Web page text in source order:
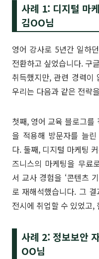
사례 1: 디지털 마
김OO님
영어 강사로 5년간 일하
전환하고 싶었습니다. 구
취득했지만, 관련 경력이
우리는 다음과 같은 전략
첫째, 영어 교육 블로그를
을 적용해 방문자를 늘
다. 둘째, 디지털 마케팅
즈니스의 마케팅을 무료
서 교사 경험을 ‘콘텐츠
로 재해석했습니다. 그
전시에 취업할 수 있었고,
사례 2: 정보보안
OO님